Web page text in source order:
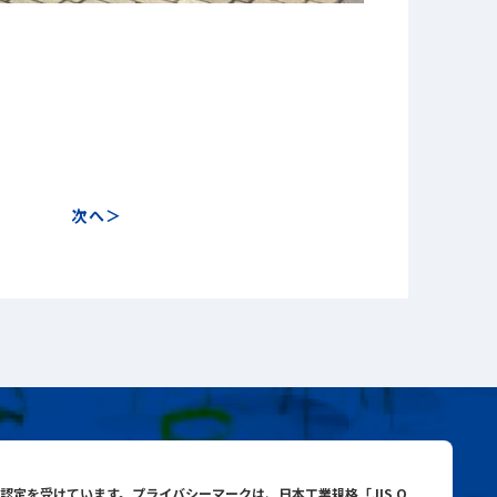
次へ
定を受けています。プライバシーマークは、日本工業規格「JIS Q